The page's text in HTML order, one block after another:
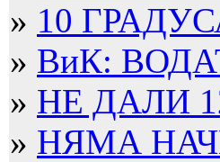
» 10
» ВиК:
» НЕ ДАЛИ
» НЯМА